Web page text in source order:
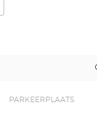
PARKEERPLAATS